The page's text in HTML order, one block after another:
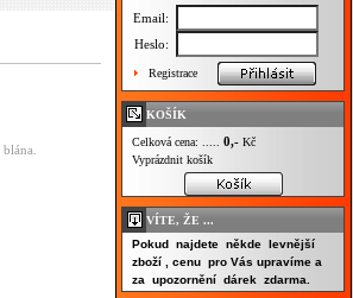
Email:
Heslo:
Registrace
KOŠÍK
Celková cena: ..... 0,- Kč
Vyprázdnit košík
VÍTE, ŽE ...
Pokud najdete někde levnější
zboží , cenu pro Vás upravíme a
za upozornění dárek zdarma.